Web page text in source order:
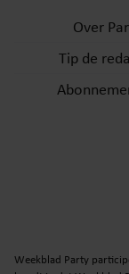
Over
Tip de
Weekblad Party